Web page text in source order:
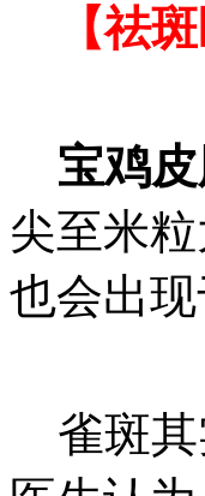
【祛
宝鸡皮
尖至米
也会出
雀斑其